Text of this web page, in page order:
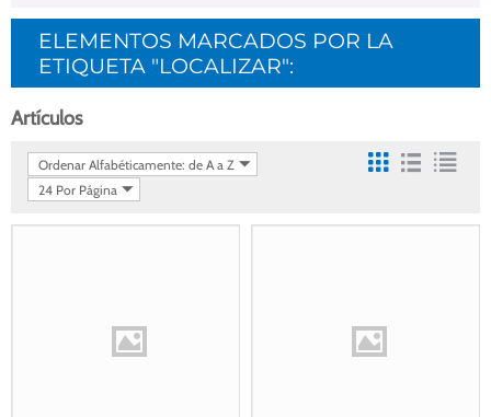
ELEMENTOS MARCADOS POR LA
ETIQUETA "LOCALIZAR":
Artículos
Ordenar Alfabéticamente: de A a Z
24 Por Página